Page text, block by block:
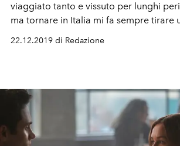
viaggiato tanto e vissuto per lunghi
ma tornare in Italia mi fa sempre tirare
22.12.2019 di Redazione